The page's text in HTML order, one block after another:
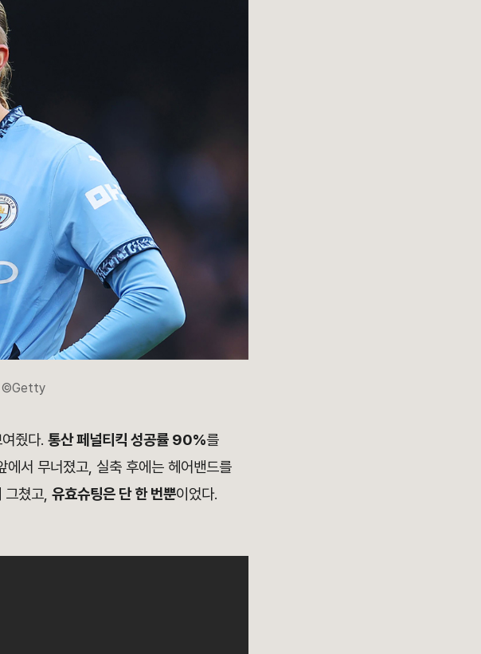
©Getty
줬다. 통산 페널티킥 성공률 90%를
에서 무너졌고, 실축 후에는 헤어밴드를
그쳤고, 유효슈팅은 단 한 번뿐이었다.